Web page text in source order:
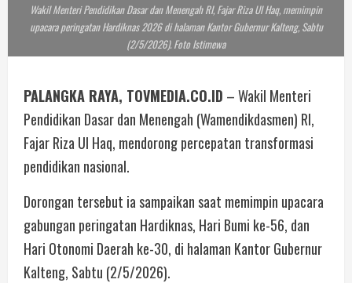
Wakil Menteri Pendidikan Dasar dan Menengah RI, Fajar Riza Ul Haq, memimpin
upacara peringatan Hardiknas 2026 di halaman Kantor Gubernur Kalteng, Sabtu
(2/5/2026). Foto Istimewa
PALANGKA RAYA, TOVMEDIA.CO.ID – Wakil Menteri
Pendidikan Dasar dan Menengah (Wamendikdasmen) RI,
Fajar Riza Ul Haq, mendorong percepatan transformasi
pendidikan nasional.
Dorongan tersebut ia sampaikan saat memimpin upacara
gabungan peringatan Hardiknas, Hari Bumi ke-56, dan
Hari Otonomi Daerah ke-30, di halaman Kantor Gubernur
Kalteng, Sabtu (2/5/2026).